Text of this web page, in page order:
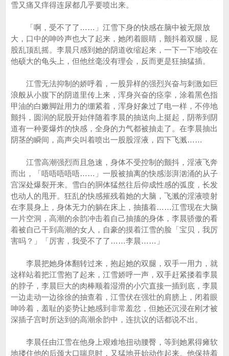
雪又痛又痒得连尿都几乎要喷出来。
「啊，受不了了……」江雪下身的快感在脑中被无限放
大，口中的呻吟声也大了起来，她闭着眼睛，颤抖着双腿，屁
股乱顶乱摇。李晨只感到她的阴道收缩起来，一下一下地咬在
他硕大的龟头上，但他丝毫没有理会，反而更是狂抽猛插。
江雪无法抑制的娇呼着，一股异样的强烈兴奋与刺激如巨
浪般从小腹下的阴道里传上来，浑身兴奋的痉挛，涂着黑色指
甲油的白嫩脚趾用力的绷紧着，浑身好象过了电一样，不停地
颤抖，圆润的屁股开始伴随着李晨的抽送向上挺起，阴蒂到阴
道有一种要爆炸的快感，全身的力气都被抽走了。在李晨抽出
阴茎的瞬间，高声尖叫着喷出一股股淫液，四下飞溅……
江雪高潮强烈而且急速，身体不受控制的颤抖，淫液飞奔
而出，「唔唔唔唔唔……」一股被抽离的快感澎湃汹涌的从子
宫深处爆裂开来。雪白的胴体猛然往后仰成性感的弧度，长发
也动人的甩开。狂乱的快感摧残着她的大脑，飞溅的淫液喷射
在李晨身上，身体无力的躺在床上，抽搐着……江雪现在大脑
一片空洞，高潮的余韵冲击着自己抽搐的身体，李晨骄傲的看
着被自己干到高潮的女人，自豪的摸着江雪的脸「宝贝，我厉
害吗？」「厉害，我受不了了……李晨……」
李晨把她身体翻转过来，抱起她的双腿，双手一用力，就
这样站着把江雪抱了起来，江雪娇呼一声，双手赶紧搂着李晨
的脖子，李晨巨大的肉棒顺着湿滑的小穴直接一插到底，李晨
一边走动一边徐徐的抽查着，江雪伏在强壮的肩膀上，闭着眼
呻吟着，羞耻的姿势让她感到非常羞忿，但她还沉浸在刚才被
深插子宫时所达到的高潮余韵中，连抗议的话都说不出。
李晨任由江雪在他身上艰难地扭动腰臀，等到她累得瘫软
地搂住他的后颈大口喘息时，又猛地开始动作起来。他保持着